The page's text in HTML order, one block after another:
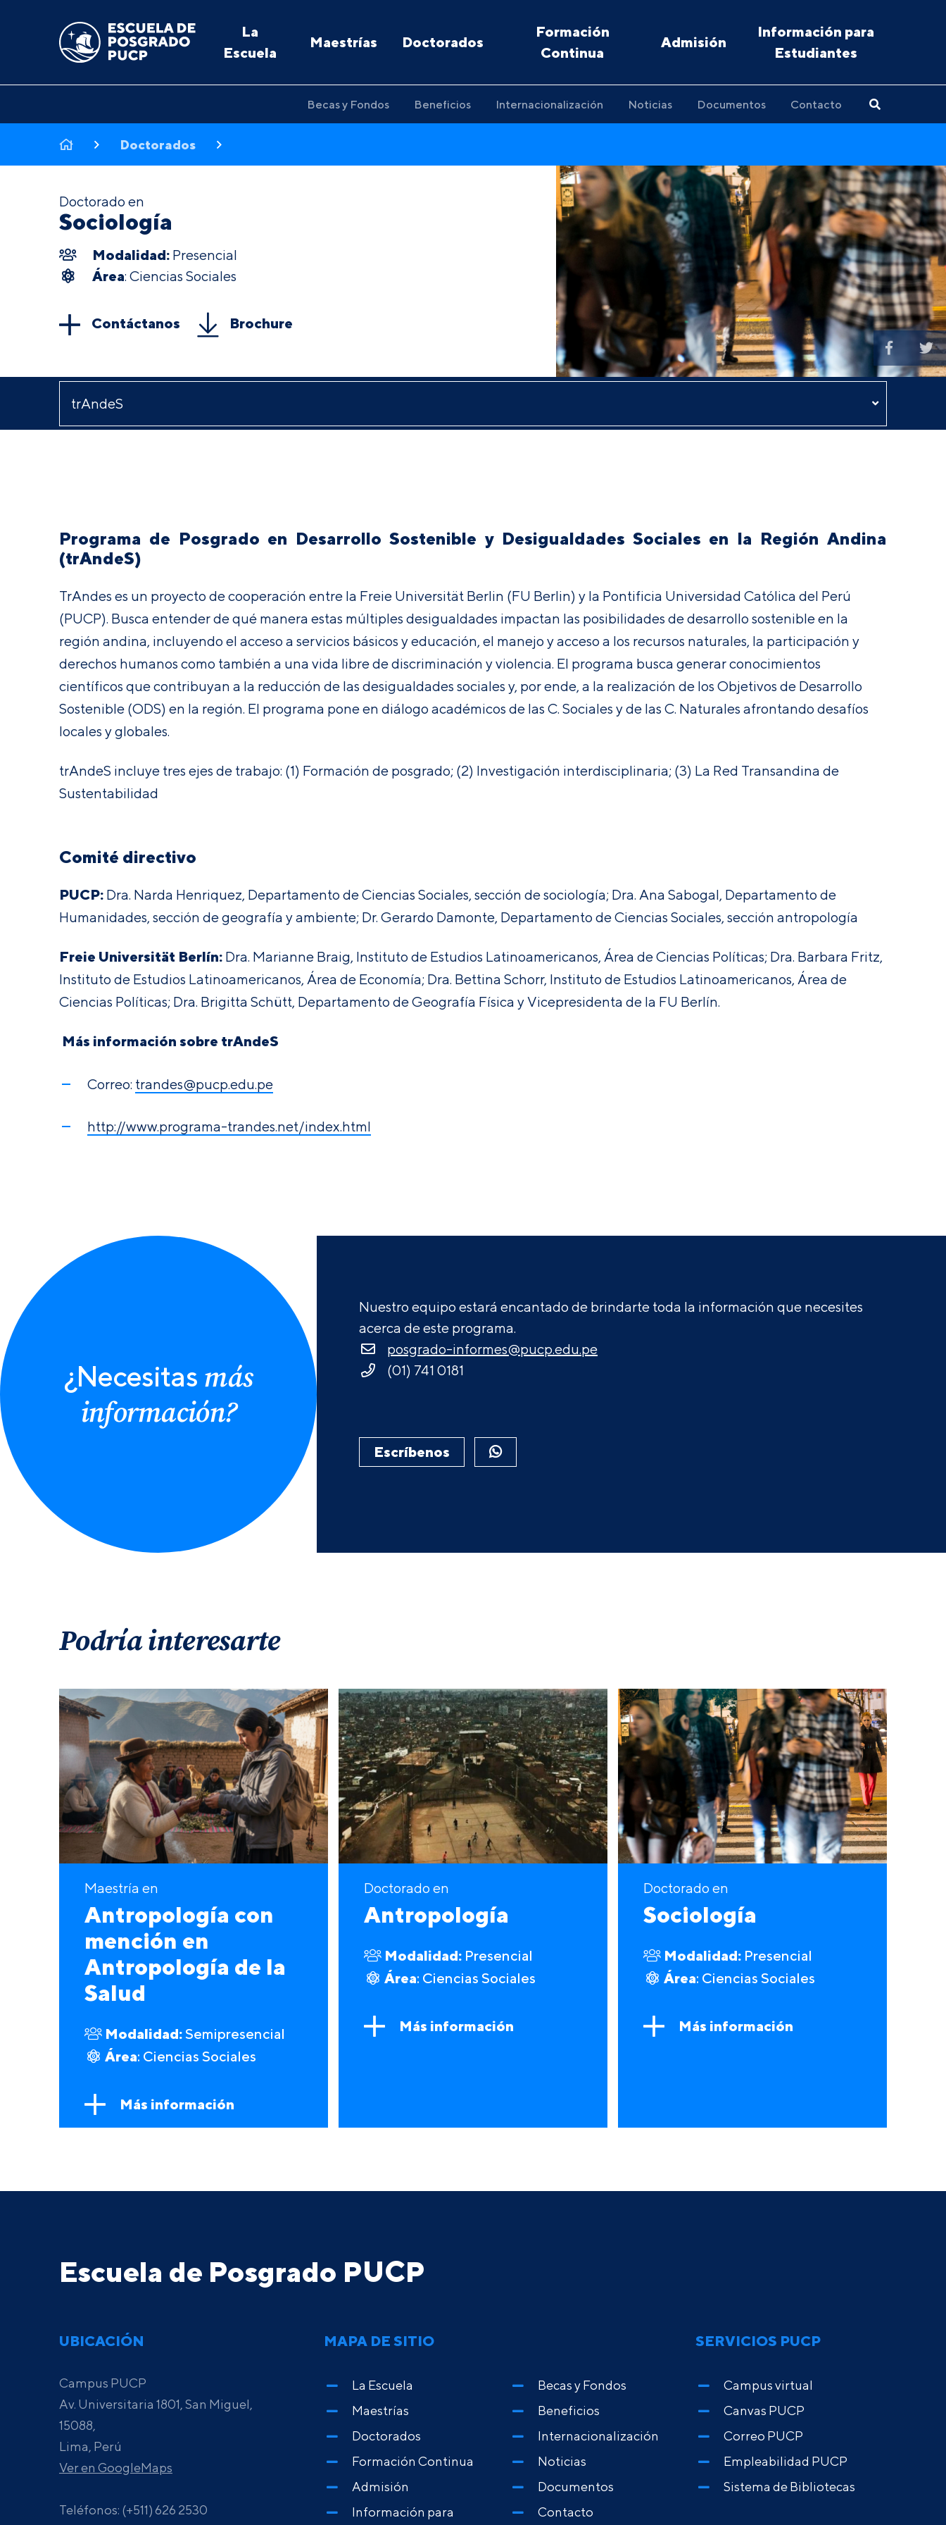
La
Escuela
Maestrías Doctorados
Formación
Continua
Admisión
Información para
Estudiantes
Becas y Fondos Beneficios Internacionalización Noticias Documentos Contacto
Doctorados
Doctorado en
Sociología
Modalidad: Presencial
Área: Ciencias Sociales
Contáctanos Brochure
Programa de Posgrado en Desarrollo Sostenible y Desigualdades Sociales en la Región Andina
(trAndeS)
TrAndes es un proyecto de cooperación entre la Freie Universität Berlin (FU Berlin) y la Pontificia Universidad Católica del Perú
(PUCP). Busca entender de qué manera estas múltiples desigualdades impactan las posibilidades de desarrollo sostenible en la
región andina, incluyendo el acceso a servicios básicos y educación, el manejo y acceso a los recursos naturales, la participación y
derechos humanos como también a una vida libre de discriminación y violencia. El programa busca generar conocimientos
científicos que contribuyan a la reducción de las desigualdades sociales y, por ende, a la realización de los Objetivos de Desarrollo
Sostenible (ODS) en la región. El programa pone en diálogo académicos de las C. Sociales y de las C. Naturales afrontando desafíos
locales y globales.
trAndeS incluye tres ejes de trabajo: (1) Formación de posgrado; (2) Investigación interdisciplinaria; (3) La Red Transandina de
Sustentabilidad
Comité directivo
PUCP: Dra. Narda Henriquez, Departamento de Ciencias Sociales, sección de sociología; Dra. Ana Sabogal, Departamento de
Humanidades, sección de geografía y ambiente; Dr. Gerardo Damonte, Departamento de Ciencias Sociales, sección antropología
Freie Universität Berlín: Dra. Marianne Braig, Instituto de Estudios Latinoamericanos, Área de Ciencias Políticas; Dra. Barbara Fritz,
Instituto de Estudios Latinoamericanos, Área de Economía; Dra. Bettina Schorr, Instituto de Estudios Latinoamericanos, Área de
Ciencias Políticas; Dra. Brigitta Schütt, Departamento de Geografía Física y Vicepresidenta de la FU Berlín.
Más información sobre trAndeS
Correo: trandes@pucp.edu.pe
http://www.programa-trandes.net/index.html
¿Necesitas más
información?
Nuestro equipo estará encantado de brindarte toda la información que necesites
acerca de este programa.
posgrado-informes@pucp.edu.pe
(01) 741 0181
Escríbenos
Podría interesarte
Maestría en
Antropología con
mención en
Antropología de la
Salud
Modalidad:Semipresencial
Área: Ciencias Sociales
Más información
Doctorado en
Antropología
Modalidad: Presencial
Área: Ciencias Sociales
Más información
Doctorado en
Sociología
Modalidad: Presencial
Área: Ciencias Sociales
Más información
Escuela de Posgrado PUCP
UBICACIÓN
Campus PUCP
Av. Universitaria 1801, San Miguel,
15088,
Lima, Perú
Ver en GoogleMaps
Teléfonos: (+511) 626 2530
MAPA DE SITIO
La Escuela
Maestrías
Doctorados
Formación Continua
Admisión
Información para
Becas y Fondos
Beneficios
Internacionalización
Noticias
Documentos
Contacto
SERVICIOS PUCP
Campus virtual
Canvas PUCP
Correo PUCP
Empleabilidad PUCP
Sistema de Bibliotecas